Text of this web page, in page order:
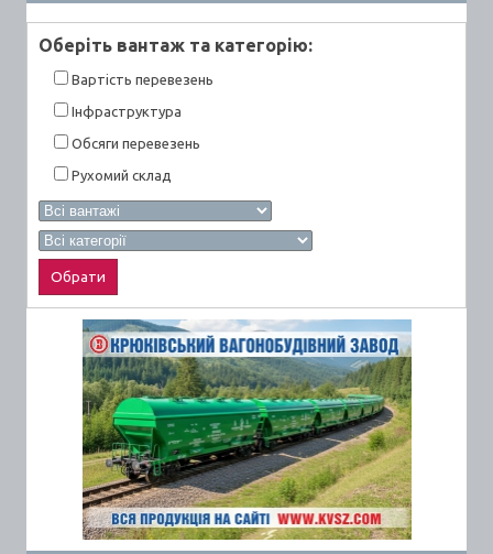
Оберiть вантаж та категорiю:
Вартiсть перевезень
Інфраструктура
Обсяги перевезень
Рухомий склад